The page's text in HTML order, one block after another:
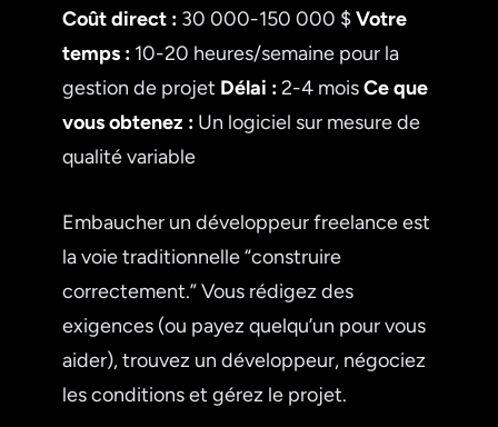
Coût direct : 30 000-150 000 $Votre
temps : 10-20 heures/semaine pour la
gestion de projet Délai :2-4 moisCe que
vous obtenez : Un logiciel sur mesure de
qualité variable
Embaucher un développeur freelance est
la voie traditionnelle “construire
correctement.” Vous rédigez des
exigences (ou payez quelqu’un pour vous
aider), trouvez un développeur, négociez
les conditions et gérez le projet.